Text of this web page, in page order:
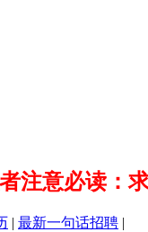
注意必读：
| 最新一句话招聘 |